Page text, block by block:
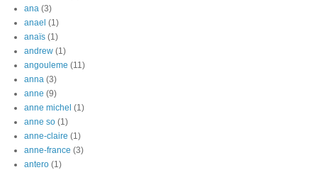
ana (3)
anael (1)
anaïs (1)
andrew (1)
angouleme (11)
anna (3)
anne (9)
anne michel (1)
anne so (1)
anne-claire (1)
anne-france (3)
antero (1)